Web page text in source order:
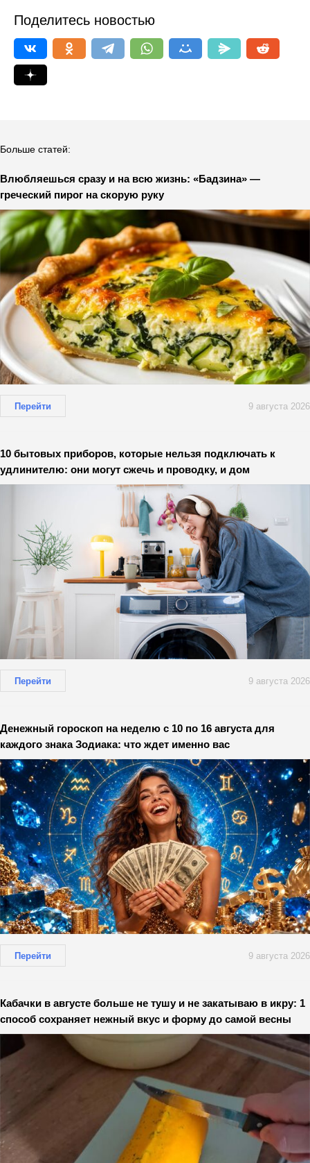
Поделитесь новостью
Больше статей:
Влюбляешься сразу и на всю жизнь: «Бадзина» —
греческий пирог на скорую руку
Перейти 9 августа 2026
10 бытовых приборов, которые нельзя подключать к
удлинителю: они могут сжечь и проводку, и дом
Перейти 9 августа 2026
Денежный гороскоп на неделю с 10 по 16 августа для
каждого знака Зодиака: что ждет именно вас
Перейти 9 августа 2026
Кабачки в августе больше не тушу и не закатываю в икру: 1
способ сохраняет нежный вкус и форму до самой весны